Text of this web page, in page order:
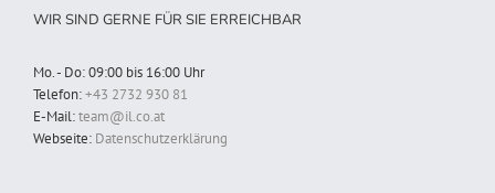
WIR SIND GERNE FÜR SIE ERREICHBAR
Mo. - Do: 09:00 bis 16:00 Uhr
Telefon:+43 2732 930 81
E-Mail:team@il.co.at
Webseite: Datenschutzerklärung